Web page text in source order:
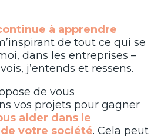
à apprendre
de tout ce qui se
dans les entreprises –
j’entends et ressens.
de vous
vos projets pour gagner
aider dans le
votre société. Cela peut